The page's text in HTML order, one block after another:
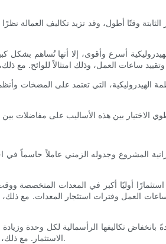
وقتًا أطول، وقد تزيد تكاليف العمالة
أسرع وأقوى، إلا أنها تُساهم
الهيدروليكية، التي تعتمد على المضخات
المشروع وجدوله الزمني عاملاً حاسماً في
استثمارًا أوليًا أكبر في المعدات المتخصصة
ساعات العمل وفترات استئجار المعدات. مع
بانخفاض تكاليفها الرأسمالية لكل وحدة
الاستثمار. مع ذلك، يجب أخذ النفقات المحتملة الناتجة عن تدابير التحكم في الاهتزازات، وصيانة المكونات الهيدروليكية، والامتثال للوائح البيئية في الحسبان.